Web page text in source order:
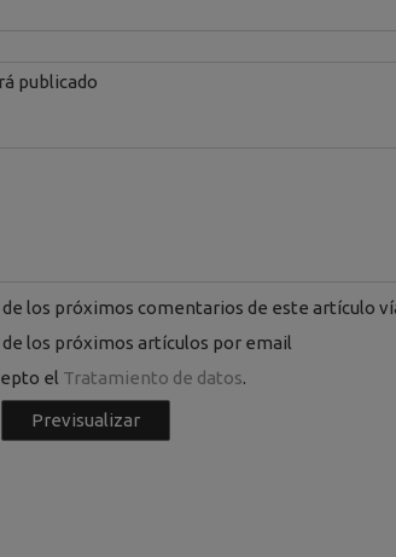
publicado
los próximos comentarios de este artículo
los próximos artículos por email
el Tratamiento de datos.